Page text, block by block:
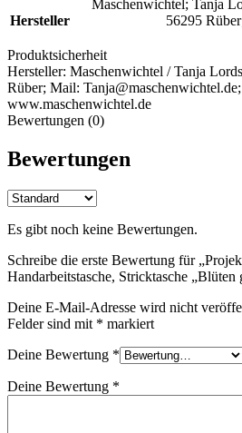
Hersteller
Maschenwichtel; Tanja
56295
Produktsicherheit
Hersteller: Maschenwichtel / Tanja
Rüber; Mail:
www.maschenwichtel.de
Bewertungen (0)
Bewertungen
Es gibt noch keine Bewertungen.
Schreibe die erste Bewertung für
Handarbeitstasche, Stricktasche
Deine E-Mail-Adresse wird nicht
Felder sind mit * markiert
Deine Bewertung *
Deine Bewertung *